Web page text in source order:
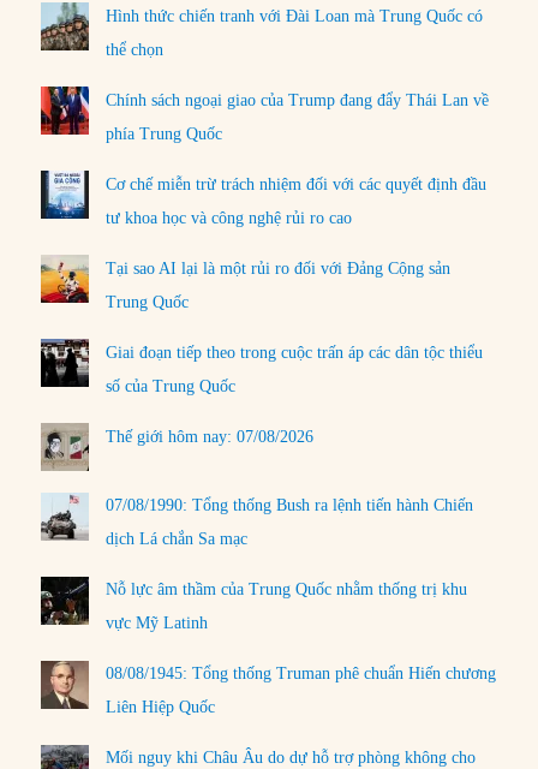
Hình thức chiến tranh với Đài Loan mà Trung Quốc có
thể chọn
Chính sách ngoại giao của Trump đang đẩy Thái Lan về
phía Trung Quốc
Cơ chế miễn trừ trách nhiệm đối với các quyết định đầu
tư khoa học và công nghệ rủi ro cao
Tại sao AI lại là một rủi ro đối với Đảng Cộng sản
Trung Quốc
Giai đoạn tiếp theo trong cuộc trấn áp các dân tộc thiểu
số của Trung Quốc
Thế giới hôm nay: 07/08/2026
07/08/1990: Tổng thống Bush ra lệnh tiến hành Chiến
dịch Lá chắn Sa mạc
Nỗ lực âm thầm của Trung Quốc nhằm thống trị khu
vực Mỹ Latinh
08/08/1945: Tổng thống Truman phê chuẩn Hiến chương
Liên Hiệp Quốc
Mối nguy khi Châu Âu do dự hỗ trợ phòng không cho